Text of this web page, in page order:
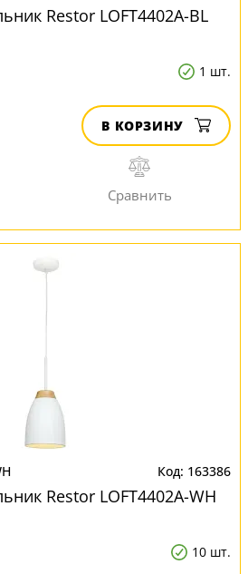
Restor LOFT4402A-BL
1 шт.
В КОРЗИНУ
163386
Restor LOFT4402A-WH
10 шт.